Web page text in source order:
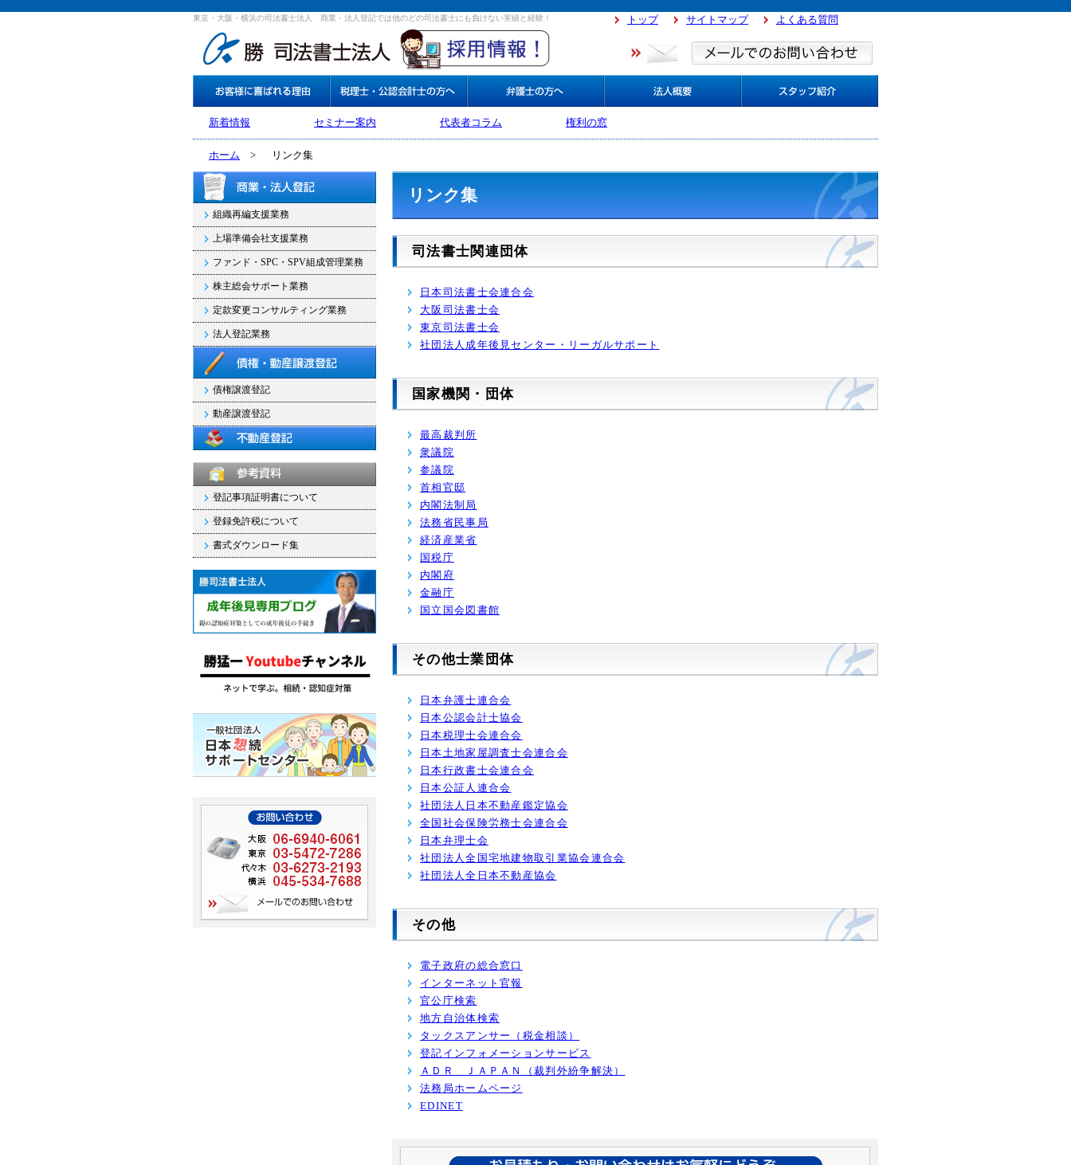
東京・大阪・横浜の司法書士法人 商業・法人登記では他のどの司法書士にも負けない実績と経験！ トップ サイトマップ よくある質問
新着情報 セミナー案内 代表者コラム 権利の窓
ホーム > リンク集
組織再編支援業務
上場準備会社支援業務
ファンド・SPC・SPV組成管理業務
株主総会サポート業務
定款変更コンサルティング業務
法人登記業務
債権譲渡登記
動産譲渡登記
登記事項証明書について
登録免許税について
書式ダウンロード集
リンク集
司法書士関連団体
日本司法書士会連合会
大阪司法書士会
東京司法書士会
社団法人成年後見センター・リーガルサポート
国家機関・団体
最高裁判所
衆議院
参議院
首相官邸
内閣法制局
法務省民事局
経済産業省
国税庁
内閣府
金融庁
国立国会図書館
その他士業団体
日本弁護士連合会
日本公認会計士協会
日本税理士会連合会
日本土地家屋調査士会連合会
日本行政書士会連合会
日本公証人連合会
社団法人日本不動産鑑定協会
全国社会保険労務士会連合会
日本弁理士会
社団法人全国宅地建物取引業協会連合会
社団法人全日本不動産協会
その他
電子政府の総合窓口
インターネット官報
官公庁検索
地方自治体検索
タックスアンサー（税金相談）
登記インフォメーションサービス
ＡＤＲ ＪＡＰＡＮ（裁判外紛争解決）
法務局ホームページ
EDINET